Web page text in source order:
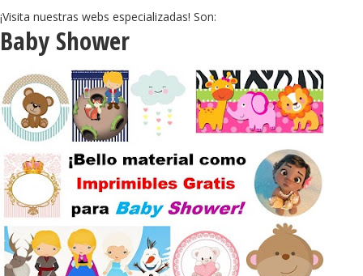
¡Visita nuestras webs especializadas! Son:
Baby Shower